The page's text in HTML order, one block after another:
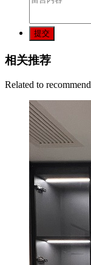
提交
相关推荐
Related to recommend